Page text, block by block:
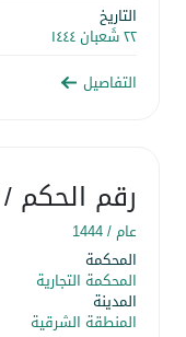
التاريخ
٢٢ شَعبان ١٤٤٤
التفاصيل
رقم الحكم/ 4430577887
عام /1444
المحكمة
المحكمة التجارية
المدينة
المنطقة الشرقية